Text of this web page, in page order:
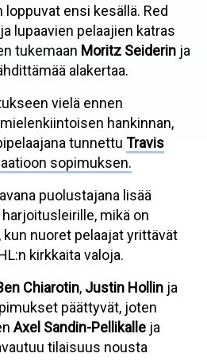
ensi kesällä. Red
lupaavien pelaajien katras
tukemaan Moritz Seiderin ja
alakertaa.
vielä ennen
hankinnan,
tunnettu Travis
sopimuksen.
puolustajana lisää
mikä on
kun nuoret pelaajat yrittävät
kirkkaita valoja.
Chiarotin, Justin Hollin ja
päättyvät, joten
Axel Sandin-Pellikalle ja
tilaisuus nousta